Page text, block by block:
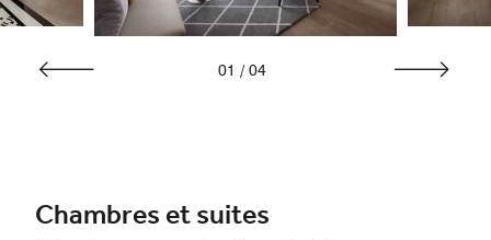
01 / 04
Chambres et suites